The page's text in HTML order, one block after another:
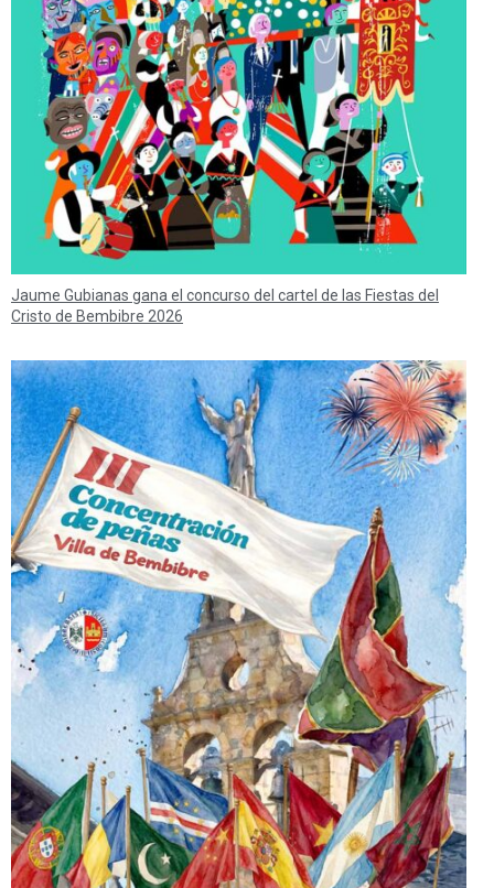
Jaume Gubianas gana el concurso del cartel de las Fiestas del
Cristo de Bembibre 2026